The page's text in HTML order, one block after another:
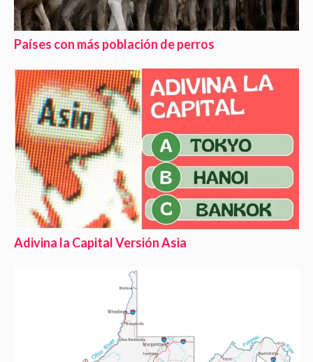
Países con más población de perros
Adivina la Capital Versión Asia